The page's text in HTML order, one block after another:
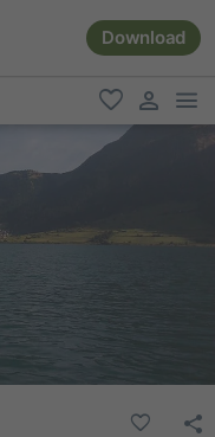
Download
favorit
user link